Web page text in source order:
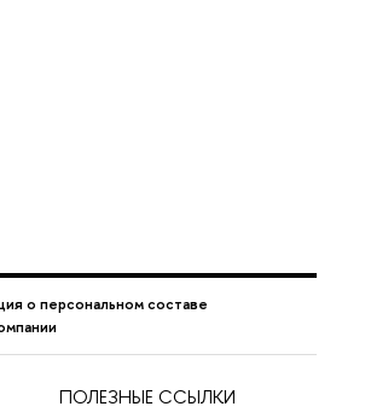
о персональном составе
ПОЛЕЗНЫЕ ССЫЛКИ